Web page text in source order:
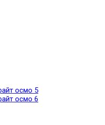
осмо 5
осмо 6